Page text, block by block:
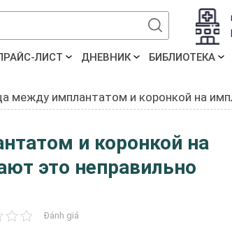
ЛИСТ ДНЕВНИК БИБЛИОТЕКА
между имплантатом и коронкой на
и коронкой на
это неправильно
Đánh giá